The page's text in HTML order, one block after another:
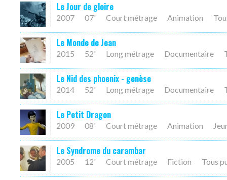
Le Jour de gloire
2007 07' Court métrage Animation
Le Monde de Jean
2015 52' Long métrage Documentaire
Le Nid des phoenix - genèse
2014 52' Long métrage Documentaire
Le Petit Dragon
2009 08' Court métrage Animation
Le Syndrome du carambar
2005 12' Court métrage Fiction Tous